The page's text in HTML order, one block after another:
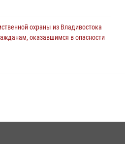
охраны из Владивостока
оказавшимся в опасности